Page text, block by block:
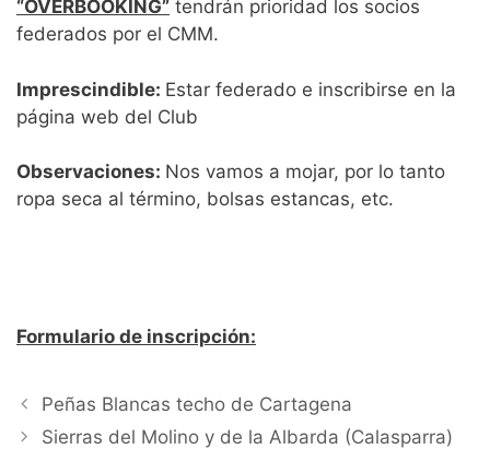
“OVERBOOKING” tendrán prioridad los socios
federados por el CMM.
Imprescindible: Estar federado e inscribirse en la
página web del Club
Observaciones: Nos vamos a mojar, por lo tanto
ropa seca al término, bolsas estancas, etc.
Formulario de inscripción:
Peñas Blancas techo de Cartagena
Sierras del Molino y de la Albarda (Calasparra)